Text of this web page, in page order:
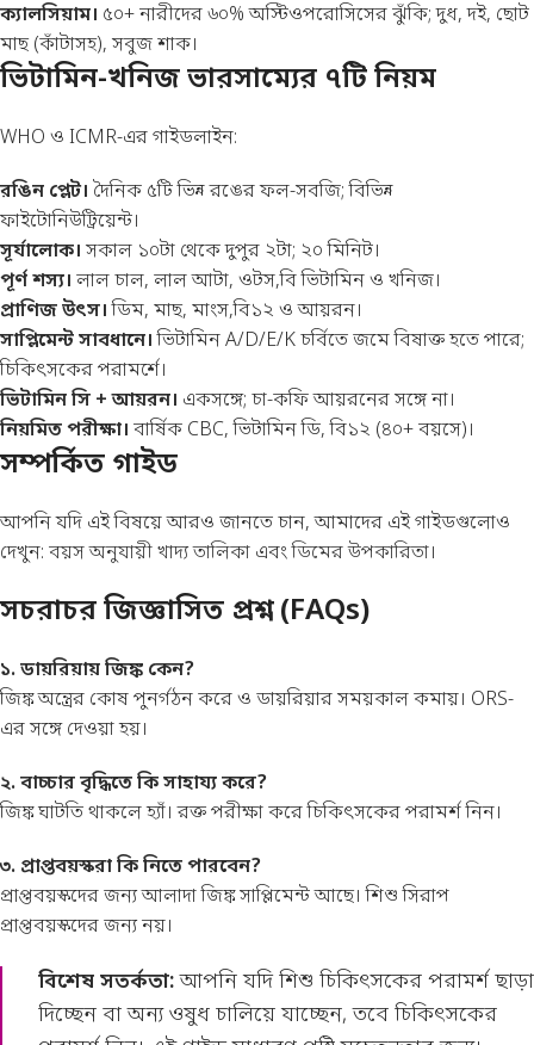
ক্যালসিয়াম। ৫০+ নারীদের ৬০% অস্টিওপরোসিসের ঝুঁকি; দুধ, দই, ছোট
মাছ (কাঁটাসহ), সবুজ শাক।
ভিটামিন-খনিজ ভারসাম্যের ৭টি নিয়ম
WHO ও ICMR-এর গাইডলাইন:
রঙিন প্লেট। দৈনিক ৫টি ভিন্ন রঙের ফল-সবজি; বিভিন্ন
ফাইটোনিউট্রিয়েন্ট।
সূর্যালোক। সকাল ১০টা থেকে দুপুর ২টা; ২০ মিনিট।
পূর্ণ শস্য। লাল চাল, লাল আটা, ওটস,বি ভিটামিন ও খনিজ।
প্রাণিজ উৎস।ডিম, মাছ, মাংস,বি১২ ও আয়রন।
সাপ্লিমেন্ট সাবধানে।ভিটামিন A/D/E/K চর্বিতে জমে বিষাক্ত হতে পারে;
চিকিৎসকের পরামর্শে।
ভিটামিন সি + আয়রন। একসঙ্গে; চা-কফি আয়রনের সঙ্গে না।
নিয়মিত পরীক্ষা। বার্ষিক CBC, ভিটামিন ডি, বি১২ (৪০+ বয়সে)।
সম্পর্কিত গাইড
আপনি যদি এই বিষয়ে আরও জানতে চান, আমাদের এই গাইডগুলোও
দেখুন: বয়স অনুযায়ী খাদ্য তালিকা এবংডিমের উপকারিতা।
সচরাচর জিজ্ঞাসিত প্রশ্ন (FAQs)
১. ডায়রিয়ায় জিঙ্ক কেন?
জিঙ্ক অন্ত্রের কোষ পুনর্গঠন করে ও ডায়রিয়ার সময়কাল কমায়। ORS-
এর সঙ্গে দেওয়া হয়।
২. বাচ্চার বৃদ্ধিতে কি সাহায্য করে?
জিঙ্ক ঘাটতি থাকলে হ্যাঁ। রক্ত পরীক্ষা করে চিকিৎসকের পরামর্শ নিন।
৩. প্রাপ্তবয়স্করা কি নিতে পারবেন?
প্রাপ্তবয়স্কদের জন্য আলাদা জিঙ্ক সাপ্লিমেন্ট আছে। শিশু সিরাপ
প্রাপ্তবয়স্কদের জন্য নয়।
বিশেষ সতর্কতা:আপনি যদি শিশু চিকিৎসকের পরামর্শ ছাড়া
দিচ্ছেন বা অন্য ওষুধ চালিয়ে যাচ্ছেন, তবে চিকিৎসকের